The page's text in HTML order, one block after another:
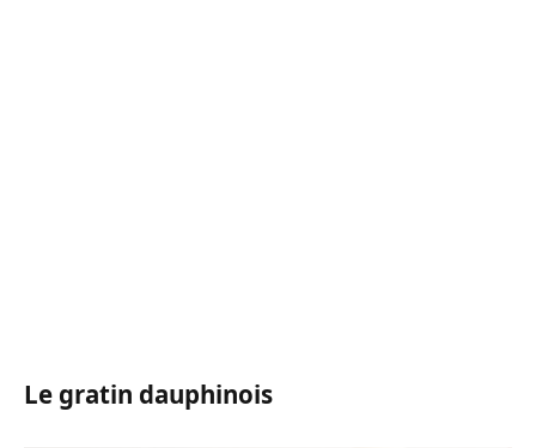
Le gratin dauphinois